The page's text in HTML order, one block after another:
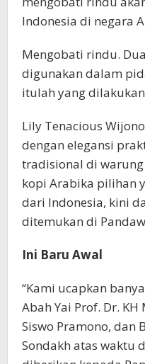
Indonesia di negara
Mengobati rindu.
digunakan dalam
itulah yang
Lily Tenacious
dengan elegansi
tradisional di
kopi Arabika pilihan
dari Indonesia, kini
ditemukan di
Ini Baru Awal
“Kami ucapkan
Abah Yai Prof. Dr. KH
Siswo Pramono, dan
Sondakh atas waktu